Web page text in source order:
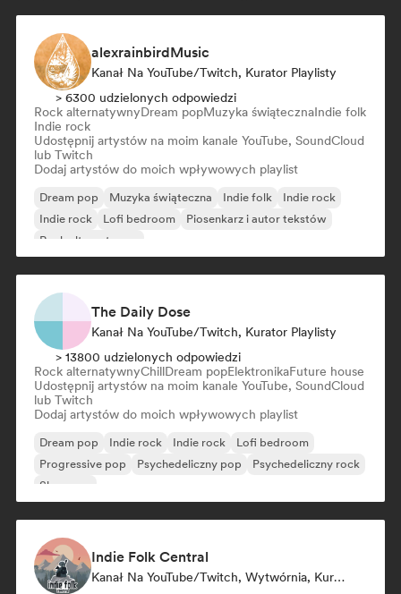
alexrainbirdMusic
Kanał Na YouTube/Twitch, Kurator Playlisty
> 6300 udzielonych odpowiedzi
Rock alternatywnyDream popMuzyka świątecznaIndie folk
Indie rock
Udostępnij artystów na moim kanale YouTube, SoundCloud
lub Twitch
Dodaj artystów do moich wpływowych playlist
Dream pop Muzyka świąteczna Indie folk
Indie rock
Indie rock
Lofi bedroom
Piosenkarz i autor tekstów
Rock alternatywny
The Daily Dose
Kanał Na YouTube/Twitch, Kurator Playlisty
> 13800 udzielonych odpowiedzi
Rock alternatywnyChillDream popElektronikaFuture house
Udostępnij artystów na moim kanale YouTube, SoundCloud
lub Twitch
Dodaj artystów do moich wpływowych playlist
Dream pop Indie rock Indie rock
Lofi bedroom
Progressive pop
Psychedeliczny pop
Psychedeliczny rock
Shoegaze
Indie Folk Central
Kanał Na YouTube/Twitch, Wytwórnia, Kurator Playlisty, Radio Station